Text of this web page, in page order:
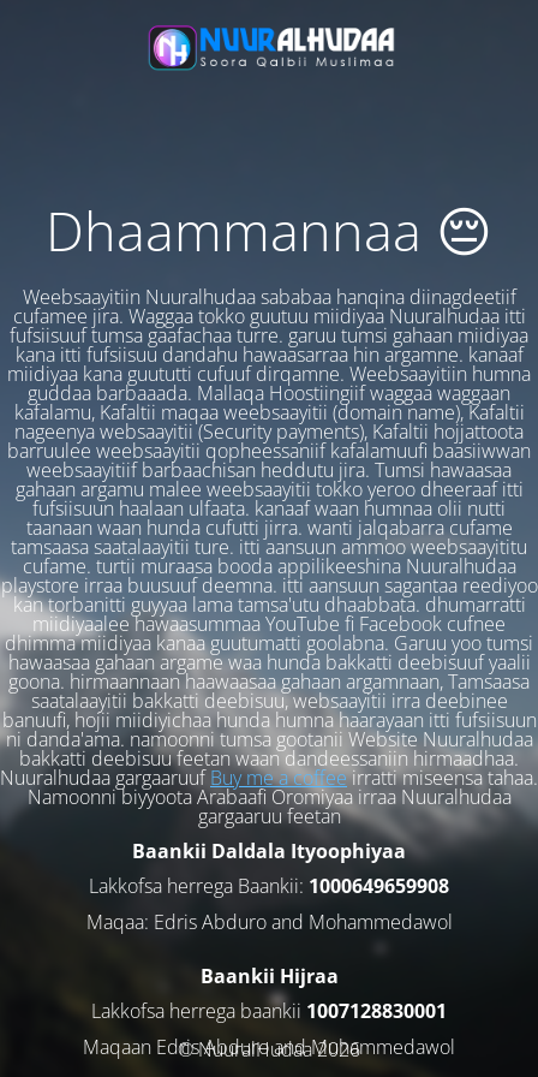
Dhaammannaa 😔
Weebsaayitiin Nuuralhudaa sababaa hanqina diinagdeetiif
cufamee jira. Waggaa tokko guutuu miidiyaa Nuuralhudaa itti
fufsiisuuf tumsa gaafachaa turre. garuu tumsi gahaan miidiyaa
kana itti fufsiisuu dandahu hawaasarraa hin argamne. kanaaf
miidiyaa kana guututti cufuuf dirqamne. Weebsaayitiin humna
guddaa barbaaada. Mallaqa Hoostiingiif waggaa waggaan
kafalamu, Kafaltii maqaa weebsaayitii (domain name), Kafaltii
nageenya websaayitii (Security payments), Kafaltii hojjattoota
barruulee weebsaayitii qopheessaniif kafalamuufi baasiiwwan
weebsaayitiif barbaachisan heddutu jira. Tumsi hawaasaa
gahaan argamu malee weebsaayitii tokko yeroo dheeraaf itti
fufsiisuun haalaan ulfaata. kanaaf waan humnaa olii nutti
taanaan waan hunda cufutti jirra. wanti jalqabarra cufame
tamsaasa saatalaayitii ture. itti aansuun ammoo weebsaayititu
cufame. turtii muraasa booda appilikeeshina Nuuralhudaa
playstore irraa buusuuf deemna. itti aansuun sagantaa reediyoo
kan torbanitti guyyaa lama tamsa'utu dhaabbata. dhumarratti
miidiyaalee hawaasummaa YouTube fi Facebook cufnee
dhimma miidiyaa kanaa guutumatti goolabna. Garuu yoo tumsi
hawaasaa gahaan argame waa hunda bakkatti deebisuuf yaalii
goona. hirmaannaan haawaasaa gahaan argamnaan, Tamsaasa
saatalaayitii bakkatti deebisuu, websaayitii irra deebinee
banuufi, hojii miidiyichaa hunda humna haarayaan itti fufsiisuun
ni danda'ama. namoonni tumsa gootanii Website Nuuralhudaa
bakkatti deebisuu feetan waan dandeessaniin hirmaadhaa.
Nuuralhudaa gargaaruufBuy me a coffeeirratti miseensa tahaa.
Namoonni biyyoota Arabaafi Oromiyaa irraa Nuuralhudaa
gargaaruu feetan
Baankii Daldala Ityoophiyaa
Lakkofsa herrega Baankii: 1000649659908
Maqaa: Edris Abduro and Mohammedawol
Baankii Hijraa
Lakkofsa herrega baankii 1007128830001
Maqaan Edris Abduro and Muhammedawol
© NuuralHudaa 2026